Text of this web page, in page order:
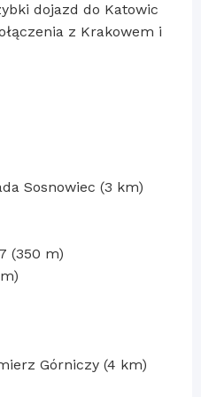
dojazd do Katowic
z Krakowem i
Sosnowiec (3 km)
(350 m)
Górniczy (4 km)